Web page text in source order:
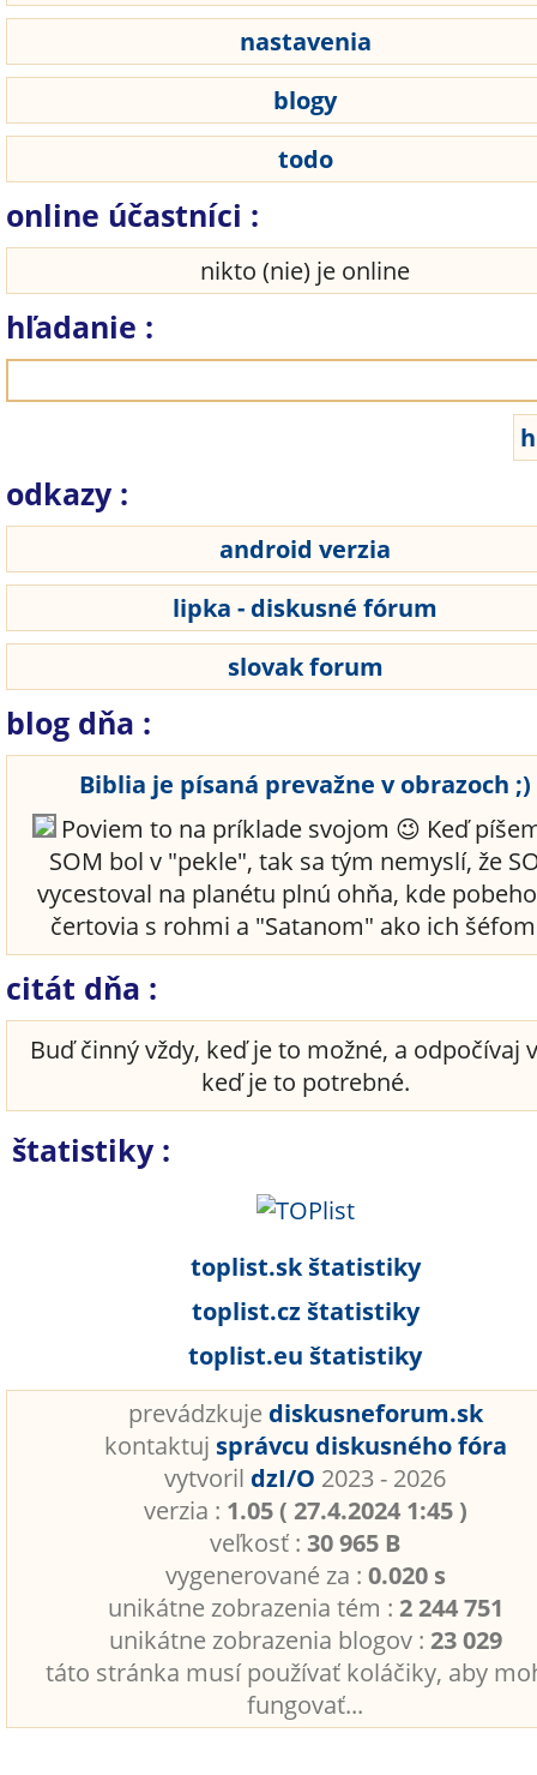
nastavenia
blogy
todo
online účastníci :
nikto (nie) je online
hľadanie :
odkazy :
android verzia
lipka - diskusné fórum
slovak forum
blog dňa :
Biblia je písaná prevažne v obrazoch ;)
Poviem to na príklade svojom 😉 Keď
SOM bol v "pekle", tak sa tým nemyslí, že
vycestoval na planétu plnú ohňa, kde
čertovia s rohmi a "Satanom" ako ich
citát dňa :
Buď činný vždy, keď je to možné, a odpočívaj
keď je to potrebné.
štatistiky :
toplist.sk štatistiky
toplist.cz štatistiky
toplist.eu štatistiky
prevádzkuje diskusneforum.sk
kontaktuj správcu diskusného fóra
vytvoril dzI/O 2023 - 2026
verzia : 1.05 ( 27.4.2024 1:45 )
veľkosť :30 965 B
vygenerované za : 0.020 s
unikátne zobrazenia tém : 2 244 751
unikátne zobrazenia blogov : 23 029
táto stránka musí používať koláčiky, aby
fungovať...